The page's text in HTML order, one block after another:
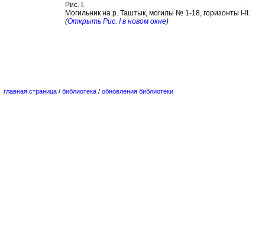
Рис. I.
Могильник на р. Таштык, могилы № 1-18, горизонты I-II.
(Открыть Рис. I в новом окне)
главная страница / библиотека / обновления библиотеки